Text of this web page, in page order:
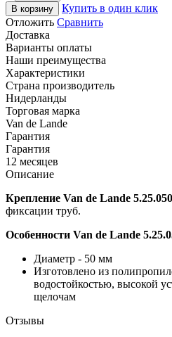
В корзину
Купить в один клик
Отложить Сравнить
Доставка
Варианты оплаты
Наши преимущества
Характеристики
Страна производитель
Нидерланды
Торговая марка
Van de Lande
Гарантия
Гарантия
12 месяцев
Описание
Крепление Van de Lande
фиксации труб.
Особенности Van de Lande
Диаметр - 50 мм
Изготовлено из
водостойкостью, высокой
щелочам
Отзывы